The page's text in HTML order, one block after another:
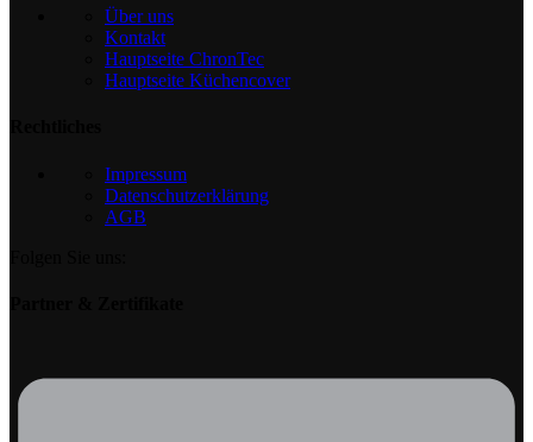
Über uns
Kontakt
Hauptseite ChronTec
Hauptseite Küchencover
Impressum
Datenschutzerklärung
AGB